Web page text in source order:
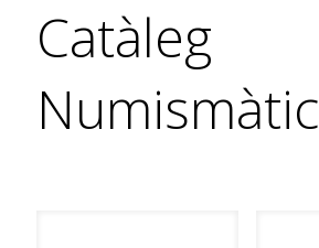
Catàleg
Numismàtic